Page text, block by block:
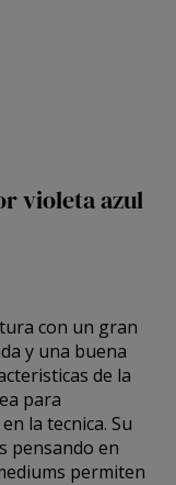
violeta azul
con un gran
y una buena
de la
para
la tecnica. Su
pensando en
permiten